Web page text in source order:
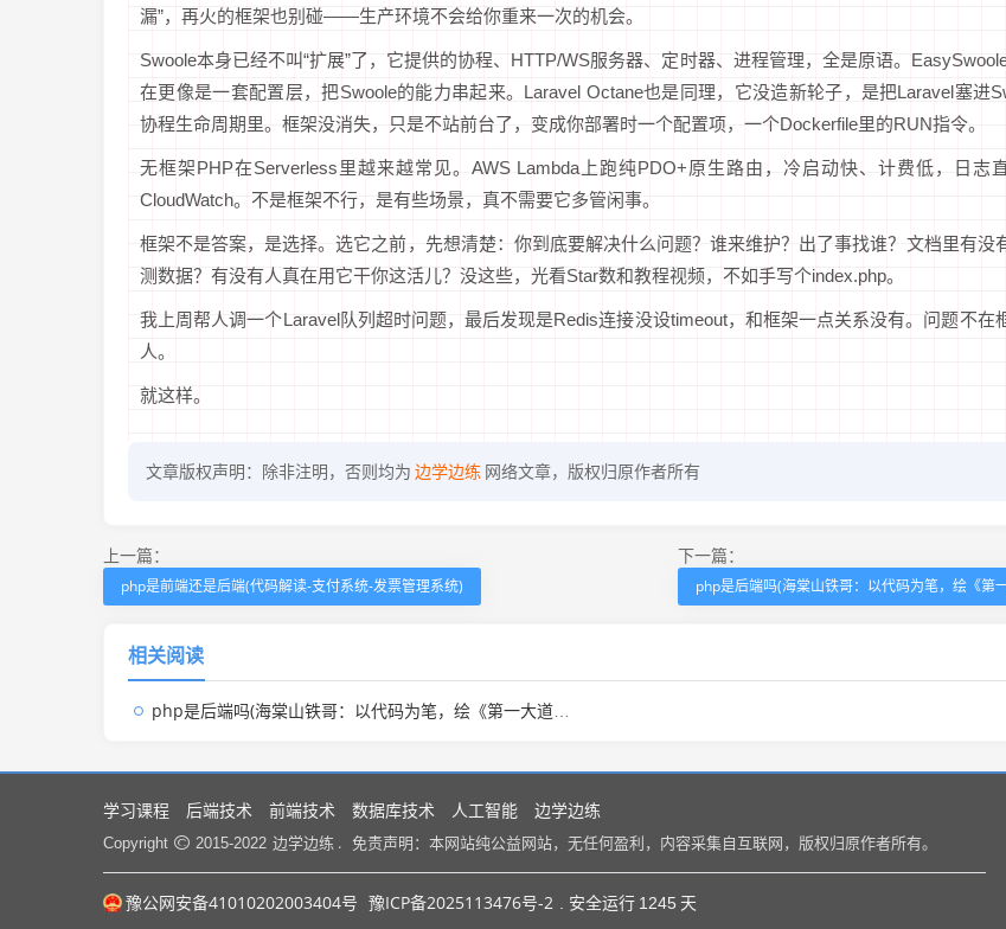
漏”，再火的框架也别碰——生产环境不会给你重来一次的机会。
Swoole本身已经不叫“扩展”了，它提供的协程、HTTP/WS服务器、定时器、进程管理，全是原语。
在更像是一套配置层，把Swoole的能力串起来。Laravel Octane也是同理，它没造新轮子，是把Laravel塞进
协程生命周期里。框架没消失，只是不站前台了，变成你部署时一个配置项，一个Dockerfile里的RUN指令。
无框架PHP在Serverless里越来越常见。AWS Lambda上跑纯PDO+原生路由，冷启动快、计费低，日志
CloudWatch。不是框架不行，是有些场景，真不需要它多管闲事。
框架不是答案，是选择。选它之前，先想清楚：你到底要解决什么问题？谁来维护？出了事找谁？文档里有没
测数据？有没有人真在用它干你这活儿？没这些，光看Star数和教程视频，不如手写个index.php。
我上周帮人调一个Laravel队列超时问题，最后发现是Redis连接没设timeout，和框架一点关系没有。问题不在
人。
就这样。
文章版权声明：除非注明，否则均为 边学边练 网络文章，版权归原作者所有
上一篇：
php是前端还是后端(代码解读-支付系统-发票管理系统)
下一篇：
php是后端吗(海棠山铁哥：以代码为笔，绘《第
相关阅读
php是后端吗(海棠山铁哥：以代码为笔，绘《第一大道》传奇)
学习课程 后端技术 前端技术 数据库技术 人工智能 边学边练
Copyright 2015-2022 边学边练 . 免责声明：本网站纯公益网站，无任何盈利，内容采集自互联网，版权归原作者所有。
豫公网安备41010202003404号 豫ICP备2025113476号-2 . 安全运行 1245 天